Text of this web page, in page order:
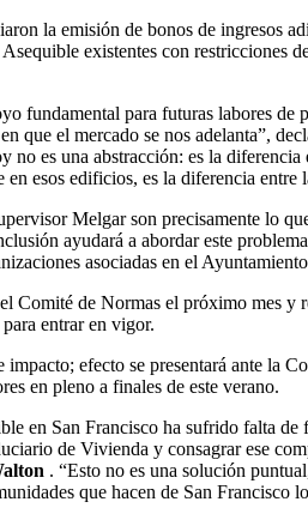
la emisión de bonos de ingresos
existentes con
fundamental para futuras labores de
que el mercado se nos adelanta”,
no es una abstracción: es la
esos edificios, es la diferencia entre
Melgar son precisamente lo
ayudará a abordar este
asociadas en el
Comité de Normas el próximo mes
entrar en vigor.
efecto se presentará ante la
en pleno a finales de este verano.
en San Francisco ha sufrido falta
de Vivienda y consagrar ese
. “Esto no es una solución
que hacen de San Francisco